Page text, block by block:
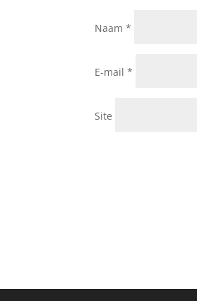
Naam*
E-mail*
Site